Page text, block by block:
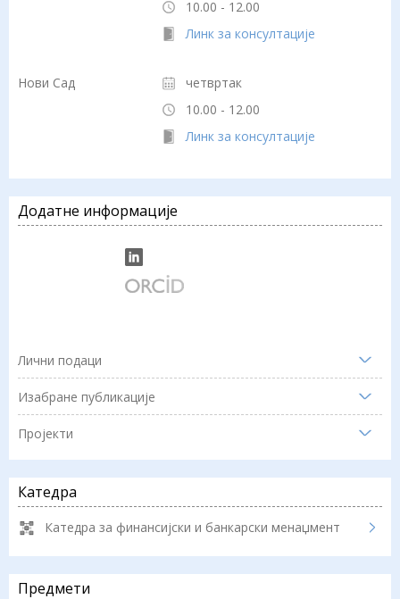
10.00 - 12.00
Линк за консултације
Нови Сад
четвртак
10.00 - 12.00
Линк за консултације
Додатне информације
Лични подаци
Изабране публикације
Пројекти
Катедра
Катедра за финансијски и банкарски менаџмент
Предмети